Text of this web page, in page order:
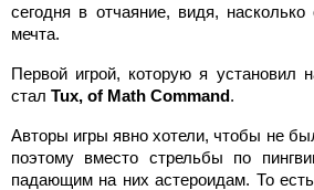
сегодня в отчаяние, видя,
мечта.
Первой игрой, которую я установил
стал Tux, of Math Command.
Авторы игры явно хотели, чтобы не
поэтому вместо стрельбы по
падающим на них астероидам. То